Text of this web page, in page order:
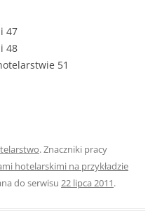
47
48
51
. Znaczniki pracy
hotelarskimi na przykładzie
do serwisu 22 lipca 2011.